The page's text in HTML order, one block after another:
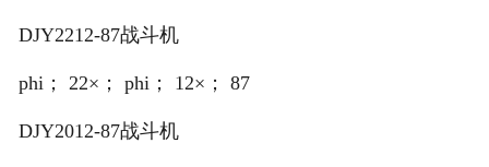
DJY2212-87战斗机
phi； 22×； phi； 12×； 87
DJY2012-87战斗机